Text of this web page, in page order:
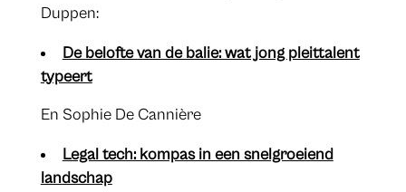
Duppen:
De belofte van de balie: wat jong pleittalent
typeert
En Sophie De Cannière
​Legal tech: kompas in een snelgroeiend
landschap